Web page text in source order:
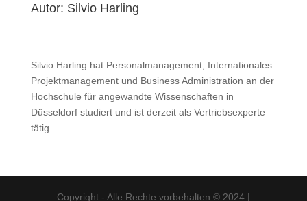
Autor: Silvio Harling
Silvio Harling hat Personalmanagement, Internationales
Projektmanagement und Business Administration an der
Hochschule für angewandte Wissenschaften in
Düsseldorf studiert und ist derzeit als Vertriebsexperte
tätig.
Copyright - Alle Rechte vorbehalten © 2024 |